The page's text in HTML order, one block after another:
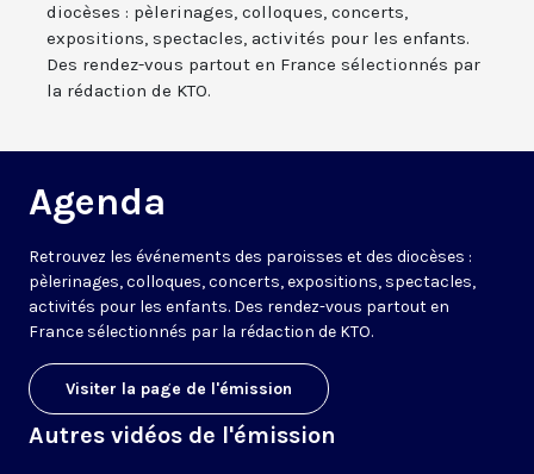
diocèses : pèlerinages, colloques, concerts,
expositions, spectacles, activités pour les enfants.
Des rendez-vous partout en France sélectionnés par
la rédaction de KTO.
Agenda
Retrouvez les événements des paroisses et des diocèses :
pèlerinages, colloques, concerts, expositions, spectacles,
activités pour les enfants. Des rendez-vous partout en
France sélectionnés par la rédaction de KTO.
Visiter la page de l'émission
Autres vidéos de l'émission